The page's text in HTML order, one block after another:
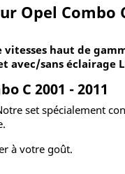
Opel Combo
haut de
avec/sans éclairage
C 2001 - 2011
set spécialement
à votre goût.